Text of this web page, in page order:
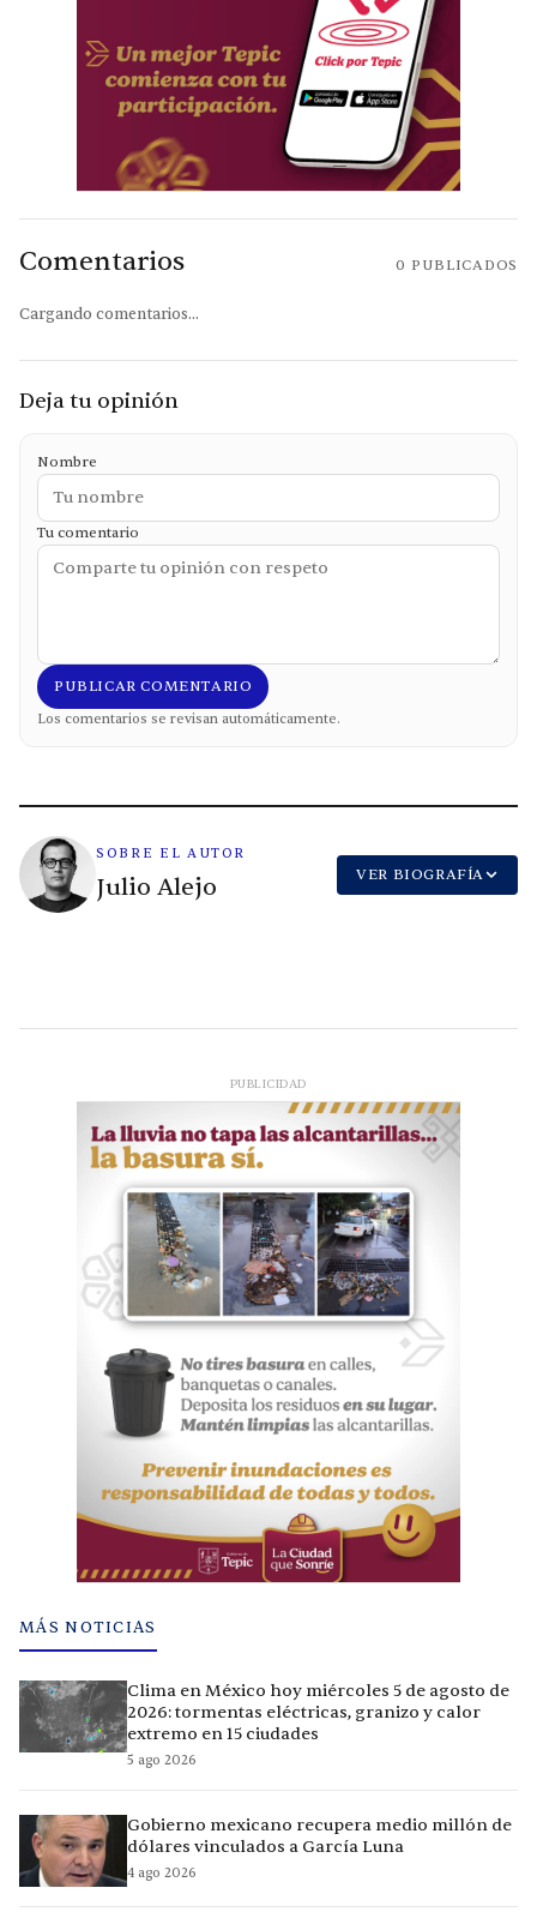
Comentarios 0 PUBLICADOS
Cargando comentarios...
Deja tu opinión
Nombre
Tu comentario
PUBLICAR COMENTARIO
Los comentarios se revisan automáticamente.
SOBRE EL AUTOR
Julio Alejo VER BIOGRAFÍA
PUBLICIDAD
MÁS NOTICIAS
Clima en México hoy miércoles 5 de agosto de
2026: tormentas eléctricas, granizo y calor
extremo en 15 ciudades
5 ago 2026
Gobierno mexicano recupera medio millón de
dólares vinculados a García Luna
4 ago 2026